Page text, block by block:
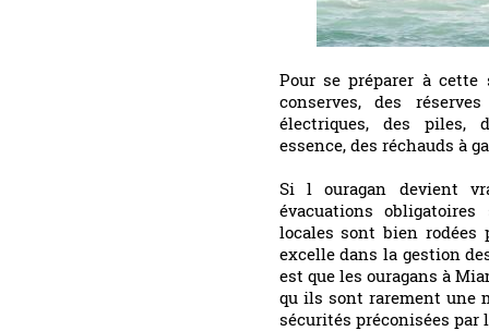
Pour se préparer à
conserves, des
électriques, des piles,
essence, des réchauds à
Si l ouragan devient
évacuations
locales sont bien rodées
excelle dans la gestion
est que les ouragans à
qu ils sont rarement une
sécurités préconisées par